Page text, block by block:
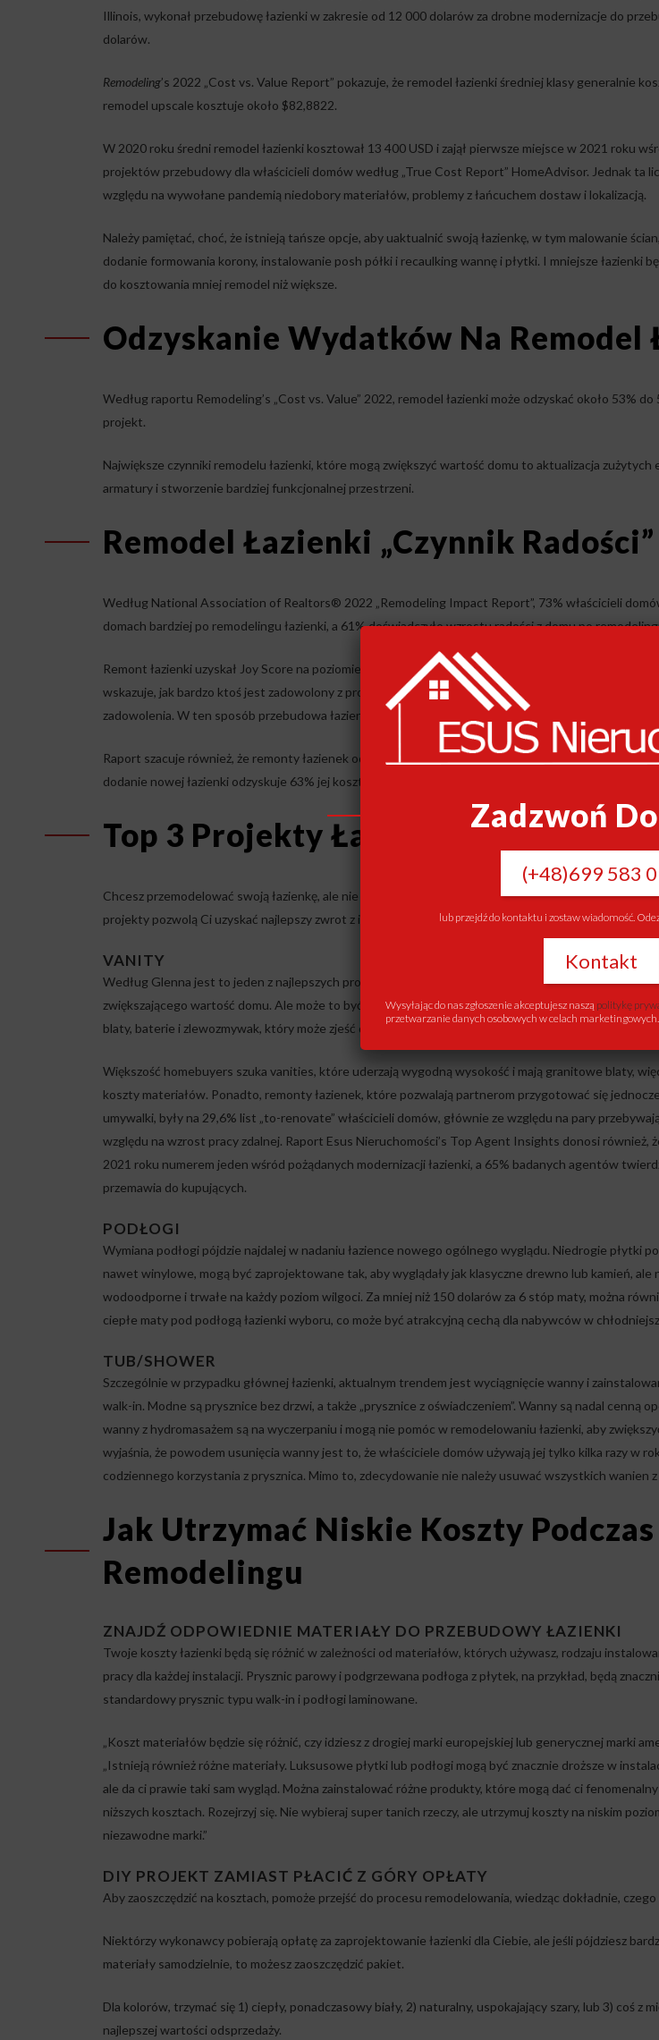
Illinois, wykonał przebudowę łazienki w zakresie od 12 000 dolarów za drobne modernizacje do
dolarów.
Remodeling’s 2022 „Cost vs. Value Report” pokazuje, że remodel łazienki średniej klasy generalnie
remodel upscale kosztuje około $82,8822.
W 2020 roku średni remodel łazienki kosztował 13 400 USD i zajął pierwsze miejsce w 2021 roku
projektów przebudowy dla właścicieli domów według „True Cost Report” HomeAdvisor. Jednak ta
względu na wywołane pandemią niedobory materiałów, problemy z łańcuchem dostaw i lokalizacją.
Należy pamiętać, choć, że istnieją tańsze opcje, aby uaktualnić swoją łazienkę, w tym malowanie
dodanie formowania korony, instalowanie posh półki i recaulking wannę i płytki. I mniejsze łazienki
do kosztowania mniej remodel niż większe.
Odzyskanie Wydatków Na Remodel
Według raportu Remodeling’s „Cost vs. Value” 2022, remodel łazienki może odzyskać około 53%
projekt.
Największe czynniki remodelu łazienki, które mogą zwiększyć wartość domu to aktualizacja zużytych
armatury i stworzenie bardziej funkcjonalnej przestrzeni.
Remodel Łazienki „czynnik Radości”
Według National Association of Realtors® 2022 „Remodeling Impact Report”, 73% właścicieli
domach bardziej po remodelingu łazienki, a 61% doświadczyło wzrostu radości z domu po
Remont łazienki uzyskał Joy Score na poziomie 9,6 na 10, a nowy dodatek do łazienki uplasował się
wskazuje, jak bardzo ktoś jest zadowolony z projektu, który wykonał w swoim domu – im wyższa
zadowolenia. W ten sposób przebudowa łazienki zwiększa wartość domu z emocjonalnego punktu
Raport szacuje również, że remonty łazienek odzyskują około 71% swoich kosztów w wartości
dodanie nowej łazienki odzyskuje 63% jej kosztów.
Top 3 Projekty Łazienkowe Z
Chcesz przemodelować swoją łazienkę, ale nie masz budżetu, aby całkowicie ją wypatroszyć i zacząć
projekty pozwolą Ci uzyskać najlepszy zwrot z inwestycji.
VANITY
Według Glenna jest to jeden z najlepszych projektów do zrobienia dla największego zwrotu
zwiększającego wartość domu. Ale może to być nieco droższe niż inne. Mówi, że aktualizacja
blaty, baterie i zlewozmywak, który może zjeść dużo budżetu.
Większość homebuyers szuka vanities, które uderzają wygodną wysokość i mają granitowe blaty,
koszty materiałów. Ponadto, remonty łazienek, które pozwalają partnerom przygotować się
umywalki, były na 29,6% list „to-renovate” właścicieli domów, głównie ze względu na pary
względu na wzrost pracy zdalnej. Raport Esus Nieruchomości’s Top Agent Insights donosi również,
2021 roku numerem jeden wśród pożądanych modernizacji łazienki, a 65% badanych agentów
przemawia do kupujących.
PODŁOGI
Wymiana podłogi pójdzie najdalej w nadaniu łazience nowego ogólnego wyglądu. Niedrogie płytki
nawet winylowe, mogą być zaprojektowane tak, aby wyglądały jak klasyczne drewno lub kamień, ale
wodoodporne i trwałe na każdy poziom wilgoci. Za mniej niż 150 dolarów za 6 stóp maty, można
ciepłe maty pod podłogą łazienki wyboru, co może być atrakcyjną cechą dla nabywców w
TUB/SHOWER
Szczególnie w przypadku głównej łazienki, aktualnym trendem jest wyciągnięcie wanny i
walk-in. Modne są prysznice bez drzwi, a także „prysznice z oświadczeniem”. Wanny są nadal cenną
wanny z hydromasażem są na wyczerpaniu i mogą nie pomóc w remodelowaniu łazienki, aby
wyjaśnia, że powodem usunięcia wanny jest to, że właściciele domów używają jej tylko kilka razy w
codziennego korzystania z prysznica. Mimo to, zdecydowanie nie należy usuwać wszystkich wanien z
Jak Utrzymać Niskie Koszty Podczas
Remodelingu
ZNAJDŹ ODPOWIEDNIE MATERIAŁY DO PRZEBUDOWY ŁAZIENKI
Twoje koszty łazienki będą się różnić w zależności od materiałów, których używasz, rodzaju
pracy dla każdej instalacji. Prysznic parowy i podgrzewana podłoga z płytek, na przykład, będą
standardowy prysznic typu walk-in i podłogi laminowane.
„Koszt materiałów będzie się różnić, czy idziesz z drogiej marki europejskiej lub generycznej marki
„Istnieją również różne materiały. Luksusowe płytki lub podłogi mogą być znacznie droższe w
ale da ci prawie taki sam wygląd. Można zainstalować różne produkty, które mogą dać ci
niższych kosztach. Rozejrzyj się. Nie wybieraj super tanich rzeczy, ale utrzymuj koszty na niskim
niezawodne marki.”
DIY PROJEKT ZAMIAST PŁACIĆ Z GÓRY OPŁATY
Aby zaoszczędzić na kosztach, pomoże przejść do procesu remodelowania, wiedząc dokładnie, czego
Niektórzy wykonawcy pobierają opłatę za zaprojektowanie łazienki dla Ciebie, ale jeśli pójdziesz
materiały samodzielnie, to możesz zaoszczędzić pakiet.
Dla kolorów, trzymać się 1) ciepły, ponadczasowy biały, 2) naturalny, uspokajający szary, lub 3) coś z
najlepszej wartości odsprzedaży.
Zadzwoń
(+48)699 583
lub przejdź do kontaktu i zostaw wiadomość.
Kontakt
Wysyłając do nas zgłoszenie akceptujesz naszą politykę
przetwarzanie danych osobowych w celach marketingowych.